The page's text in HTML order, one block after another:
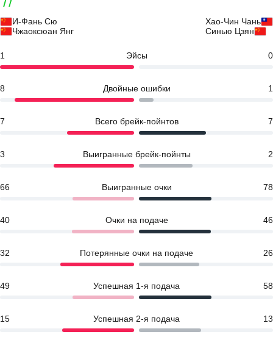
И-Фань Сю
Чжаоксюан Янг
Хао-Чин Чань
Синью Цзян
1 Эйсы 0
8 Двойные ошибки 1
7 Всего брейк-пойнтов 7
3 Выигранные брейк-пойнты 2
66 Выигранные очки 78
40 Очки на подаче 46
32 Потерянные очки на подаче 26
49 Успешная 1-я подача 58
15 Успешная 2-я подача 13